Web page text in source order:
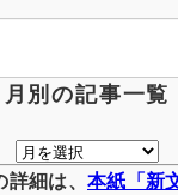
月別の記事一覧
月
別
細は、 本紙「新